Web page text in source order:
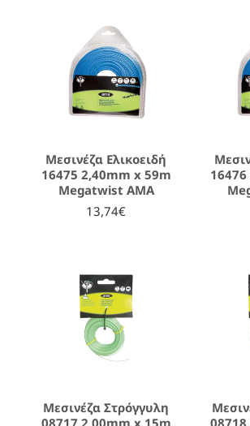
Μεσινέζα Ελικοειδή
16475 2,40mm x 59m
Megatwist AMA
13,74€
Μεσινέζα Στρόγγυλη
08717 2,00mm x 15m